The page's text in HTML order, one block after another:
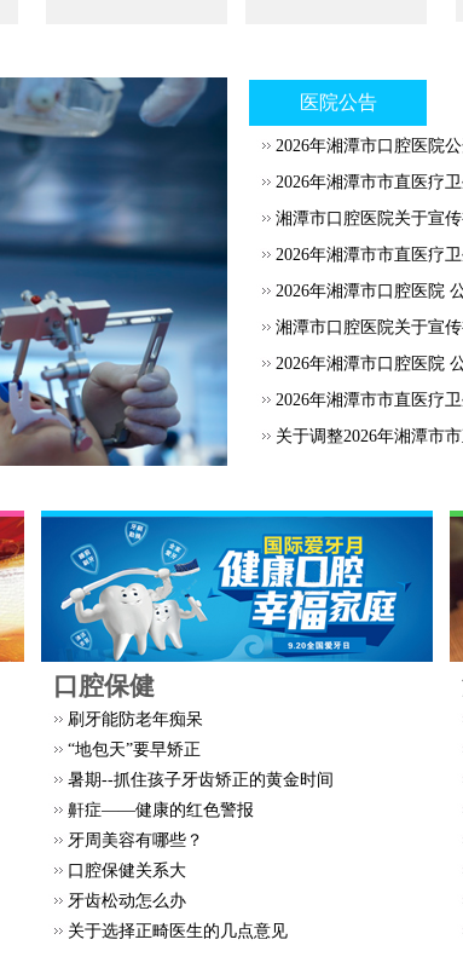
医院公告
2026年湘潭市口腔医院
2026年湘潭市市直医疗
湘潭市口腔医院关于宣
2026年湘潭市市直医疗
2026年湘潭市口腔医院
湘潭市口腔医院关于宣
2026年湘潭市口腔医院
2026年湘潭市市直医疗
关于调整2026年湘潭市
口腔保健
刷牙能防老年痴呆
“地包天”要早矫正
暑期--抓住孩子牙齿矫正的黄金时间
鼾症——健康的红色警报
牙周美容有哪些？
口腔保健关系大
牙齿松动怎么办
关于选择正畸医生的几点意见